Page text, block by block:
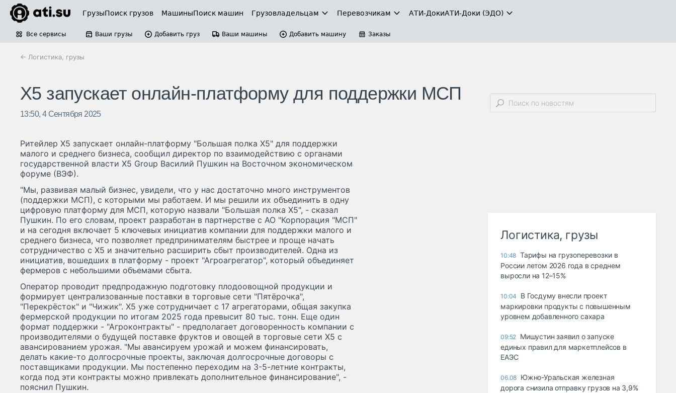
ГрузыПоиск грузов МашиныПоиск машин Грузовладельцам Перевозчикам АТИ-ДокиАТИ-Доки (ЭДО)
Все сервисы Ваши грузы Добавить груз Ваши машины Добавить машину Заказы
← Логистика, грузы
X5 запускает онлайн-платформу для поддержки МСП
13:50, 4 Сентября 2025
Ритейлер X5 запускает онлайн-платформу "Большая полка Х5" для поддержки
малого и среднего бизнеса, сообщил директор по взаимодействию с органами
государственной власти X5 Group Василий Пушкин на Восточном экономическом
форуме (ВЭФ).
"Мы, развивая малый бизнес, увидели, что у нас достаточно много инструментов
(поддержки МСП), с которыми мы работаем. И мы решили их объединить в одну
цифровую платформу для МСП, которую назвали "Большая полка Х5", - сказал
Пушкин. По его словам, проект разработан в партнерстве с АО "Корпорация "МСП"
и на сегодня включает 5 ключевых инициатив компании для поддержки малого и
среднего бизнеса, что позволяет предпринимателям быстрее и проще начать
сотрудничество с Х5 и значительно расширить сбыт производителей. Одна из
инициатив, вошедших в платформу - проект "Агроагрегатор", который объединяет
фермеров с небольшими объемами сбыта.
Оператор проводит предпродажную подготовку плодоовощной продукции и
формирует централизованные поставки в торговые сети "Пятёрочка",
"Перекрёсток" и "Чижик". Х5 уже сотрудничает с 17 агрегаторами, общая закупка
фермерской продукции по итогам 2025 года превысит 80 тыс. тонн. Еще один
формат поддержки - "Агроконтракты" - предполагает договоренность компании с
производителями о будущей поставке фруктов и овощей в торговые сети X5 с
авансированием урожая. "Мы авансируем урожай и можем финансировать,
делать какие-то долгосрочные проекты, заключая долгосрочные договоры с
поставщиками продукции. Мы постепенно переходим на 3-5-летние контракты,
когда под эти контракты можно привлекать дополнительное финансирование", -
пояснил Пушкин.
Логистика, грузы
10:48 Тарифы на грузоперевозки в
России летом 2026 года в среднем
выросли на 12–15%
10:04
В Госдуму внесли проект
маркировки продукты с повышенным
уровнем добавленного сахара
09:52 Мишустин заявил о запуске
единых правил для маркетплейсов в
ЕАЭС
06.08 Южно-Уральская железная
дорога снизила отправку грузов на 3,9%